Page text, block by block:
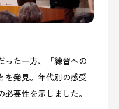
った一方、「練習への
を発見。年代別の感受
要性を示しました。